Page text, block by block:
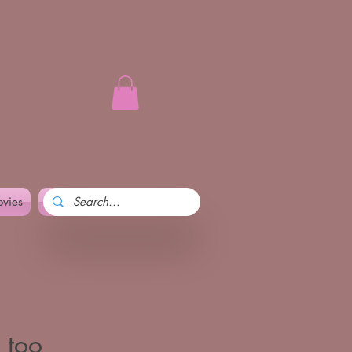
Art and Pennika
too